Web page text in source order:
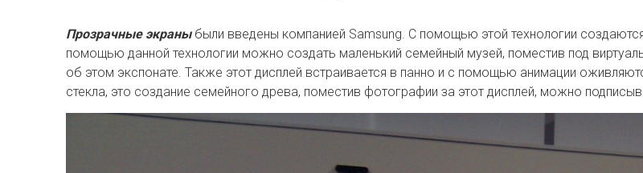
Прозрачные экраны были введены компанией Samsung. С помощью этой технологии
помощью данной технологии можно создать маленький семейный музей, поместив под
об этом экспонате. Также этот дисплей встраивается в панно и с помощью анимации
стекла, это создание семейного древа, поместив фотографии за этот дисплей, можно